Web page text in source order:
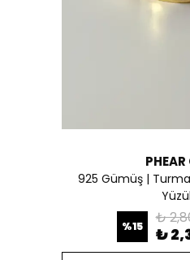
PHEAR
925 Gümüş |
%15 ₺
₺